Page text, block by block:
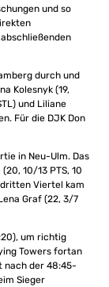
und so
durch und
Kolesnyk (19,
und Liliane
Für die DJK Don
in Neu-Ulm. Das
10/13 PTS, 10
dritten Viertel kam
Graf (22, 3/7
um richtig
Towers fortan
nach der 48:45-
Sieger